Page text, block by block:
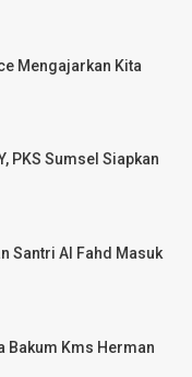
Mengajarkan Kita
PKS Sumsel Siapkan
Santri Al Fahd Masuk
Bakum Kms Herman